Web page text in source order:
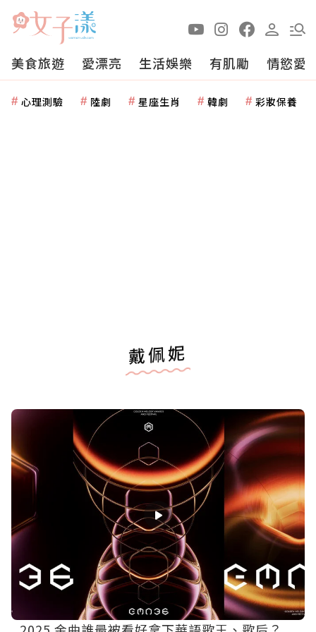
美食旅遊 愛漂亮 生活娛樂 有肌勵 情慾愛
心理測驗 陸劇 星座生肖 韓劇 彩妝保養
戴佩妮